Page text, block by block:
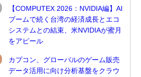
【COMPUTEX 2026：NVIDIA編】AI
ブームで続く台湾の経済成長とエコ
システムとの結束、米NVIDIAが蜜月
をアピール
カプコン、グローバルのゲーム販売
データ活用に向け分析基盤をクラウ